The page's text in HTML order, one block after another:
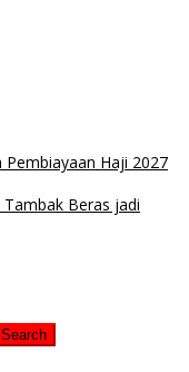
Haji 2027
Beras jadi